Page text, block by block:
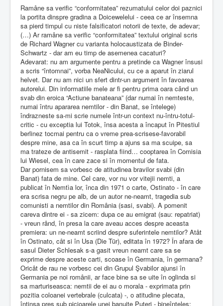
Ramâne sa verific “conformitatea” rezumatului celor doi paznici
la portita dinspre gradina a Doicewelelui - ceea ce ar însemna
sa pierd timpul cu niste falsificatori notorii de texte, de adevar;
(…) Ar ramâne sa verific “conformitatea” textului original scris
de Richard Wagner cu varianta holocaustizata de Binder-
Schwartz - dar am eu timp de asemenea cacaturi?
Adevarat: nu am argumente pentru a pretinde ca Wagner însusi
a scris “întomnai”, vorba NeaNicului, cu ce a aparut în ziarul
helvet. Dar nu am nici un sfert dintr-un argument în favoarea
autorelui. Din informatiile mele ar fi pentru prima oara când un
svab din eroica “Actiune banateana” (dar numai în nemteste,
numai întru apararea nemtilor - din Banat, se întelege)
îndrazneste sa-mi scrie numele într-un context nu-întru-totul-
critic - cu exceptia lui Totok, însa acesta a încaput în Pitestiul
berlinez tocmai pentru ca o vreme prea-scrisese-favorabil
despre mine, asa ca în scurt timp a ajuns sa ma scuipe, sa
ma trateze de antisemit - rasplata fiind… cooptarea în Comisia
lui Wiesel, cea în care zace si în momentul de fata.
Dar pornisem sa vorbesc de atitudinea bravilor svabi (din
Banat) fata de mine. Cel care, vor nu vor vitejii nemti, a
publicat în Nemtìa lor, înca din 1971 o carte, Ostinato - în care
era scrisa negru pe alb, de un autor ne-neamt, tragedia sub
comunisti a nemtilor din România (sasi, svabi). A pomenit
careva dintre ei - sa zicem: dupa ce au emigrat (sau: repatriat)
- vreun rând, în presa la care aveau acces despre aceasta
premiera: un ne-neamt scriind despre suferintele nemtilor? Atât
în Ostinato, cât si în Usa (Die Tür), editata în 1972? În afara de
sasul Dieter Schlesak s-a gasit vreun neamt care sa se
exprime despre aceste carti, scoase în Germania, în germana?
Oricât de rau ne vorbesc cei din Grupul Şvabilor ajunsi în
Germania pe noi românii, ar face bine sa se uite în oglinda si
sa marturiseasca: nemtii de ei au o morala - exprimata prin
pozitia coloanei vertebrale (culcata) -, o atitudine plecata,
întinsa pres sub picioarele unei banuite Puteri - bineînteles: